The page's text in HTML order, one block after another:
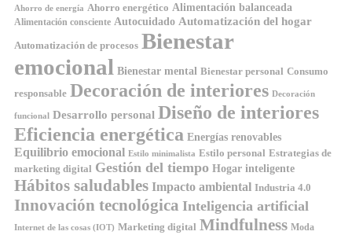
Ahorro de energía Ahorro energético Alimentación balanceada
Alimentación consciente Autocuidado Automatización del hogar
Automatización de procesos Bienestar
emocional Bienestar mental Bienestar personal Consumo
responsable Decoración de interiores Decoración
funcional Desarrollo personal Diseño de interiores
Eficiencia energética Energías renovables
Equilibrio emocional Estilo minimalista Estilo personal Estrategias de
marketing digital Gestión del tiempo Hogar inteligente
Hábitos saludables Impacto ambiental Industria 4.0
Innovación tecnológica Inteligencia artificial
Internet de las cosas (IOT) Marketing digital Mindfulness Moda